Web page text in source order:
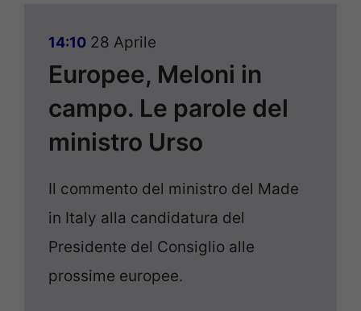
14:10 28 Aprile
Europee, Meloni in
campo. Le parole del
ministro Urso
Il commento del ministro del Made
in Italy alla candidatura del
Presidente del Consiglio alle
prossime europee.